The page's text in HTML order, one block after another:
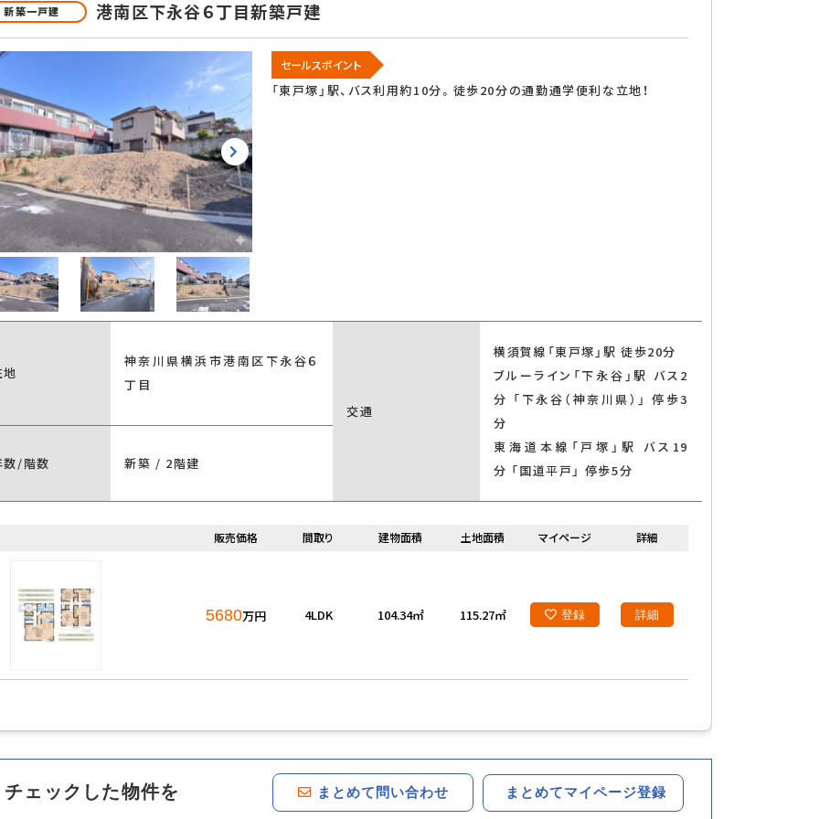
新築一戸建 港南区下永谷６丁目新築戸建
セールスポイント
「東戸塚」駅、バス利用約10分。徒歩20分の通勤通学便利な立地！
神奈川県横浜市港南区下永谷６
丁目
交通
横須賀線「東戸塚」駅 徒歩20分
ブルーライン「下永谷」駅 バス2
分 「下永谷（神奈川県）」 停歩3
分
東海道本線「戸塚」駅 バス19
分 「国道平戸」 停歩5分
数/階数 新築 / 2階建
販売価格 間取り 建物面積 土地面積 マイページ 詳細
5680万円 4LDK 104.34㎡ 115.27㎡ 登録 詳細
チェックした物件を まとめて問い合わせ まとめてマイページ登録